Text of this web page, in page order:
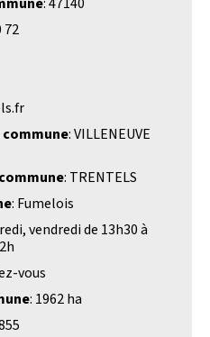
72
: VILLENEUVE
: TRENTELS
: Fumelois
vendredi de 13h30 à
vous
: 1962 ha